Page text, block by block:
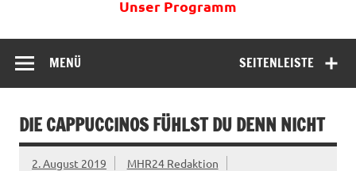
Unser Programm
SEITENLEISTE
MENÜ
DIE CAPPUCCINOS FÜHLST DU DENN NICHT
2. August 2019 MHR24 Redaktion